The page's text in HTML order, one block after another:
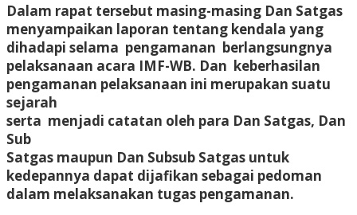
Dalam rapat tersebut masing-masing Dan Satgas
menyampaikan laporan tentang kendala yang
dihadapi selama pengamanan berlangsungnya
pelaksanaan acara IMF-WB. Dan keberhasilan
pengamanan pelaksanaan ini merupakan suatu
sejarah
serta menjadi catatan oleh para Dan Satgas, Dan
Sub
Satgas maupun Dan Subsub Satgas untuk
kedepannya dapat dijafikan sebagai pedoman
dalam melaksanakan tugas pengamanan.